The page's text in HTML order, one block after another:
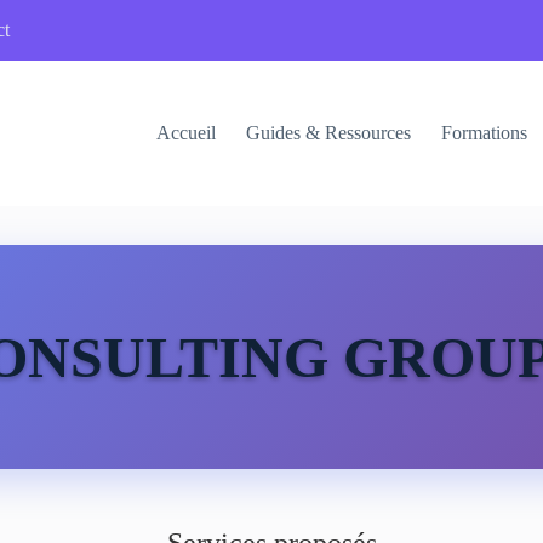
Accueil Guides & Ressources Formations